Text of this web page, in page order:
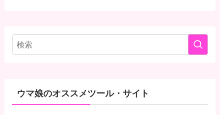
ウマ娘のオススメツール・サイト